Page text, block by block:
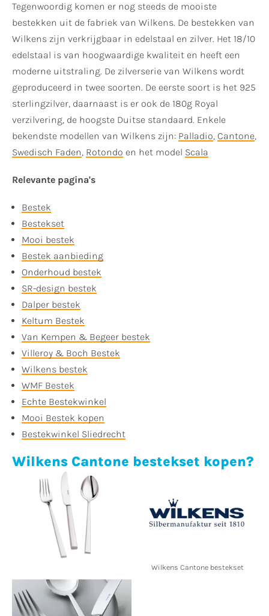
Tegenwoordig komen er nog steeds de mooiste
bestekken uit de fabriek van Wilkens. De bestekken van
Wilkens zijn verkrijgbaar in edelstaal en zilver. Het 18/10
edelstaal is van hoogwaardige kwaliteit en heeft een
moderne uitstraling. De zilverserie van Wilkens wordt
geproduceerd in twee soorten. De eerste soort is het 925
sterlingzilver, daarnaast is er ook de 180g Royal
verzilvering, de hoogste Duitse standaard. Enkele
bekendste modellen van Wilkens zijn: Palladio, Cantone,
Swedisch Faden, Rotondo en het model Scala
Relevante pagina's
Bestek
Bestekset
Mooi bestek
Bestek aanbieding
Onderhoud bestek
SR-design bestek
Dalper bestek
Keltum Bestek
Van Kempen & Begeer bestek
Villeroy & Boch Bestek
Wilkens bestek
WMF Bestek
Echte Bestekwinkel
Mooi Bestek kopen
Bestekwinkel Sliedrecht
Wilkens Cantone bestekset kopen?
Wilkens Cantone bestekset